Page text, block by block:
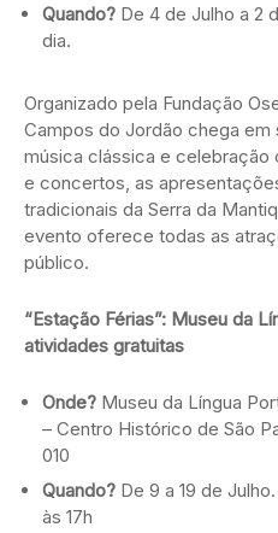
Quando? De 4 de Julho a 2
dia.
Organizado pela Fundação
Campos do Jordão chega em
música clássica e
e concertos, as
tradicionais da Serra da
evento oferece todas as
público.
“Estação Férias”: Museu da
atividades gratuitas
Onde? Museu da Língua
– Centro Histórico de São
010
Quando? De 9 a 19 de
às 17h